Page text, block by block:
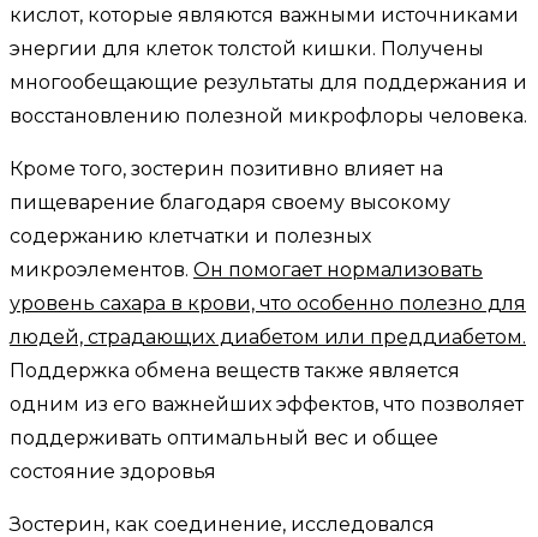
кислот, которые являются важными источниками
энергии для клеток толстой кишки. Получены
многообещающие результаты для поддержания и
восстановлению полезной микрофлоры человека.
Кроме того, зостерин позитивно влияет на
пищеварение благодаря своему высокому
содержанию клетчатки и полезных
микроэлементов. Он помогает нормализовать
уровень сахара в крови, что особенно полезно для
людей, страдающих диабетом или преддиабетом.
Поддержка обмена веществ также является
одним из его важнейших эффектов, что позволяет
поддерживать оптимальный вес и общее
состояние здоровья
Зостерин, как соединение, исследовался